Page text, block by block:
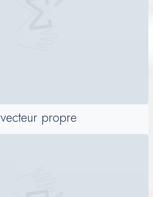
vecteur propre